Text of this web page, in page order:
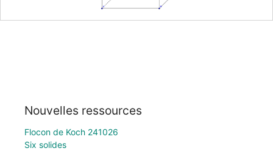
Nouvelles ressources
Flocon de Koch 241026
Six solides